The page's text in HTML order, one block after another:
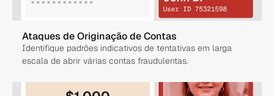
Ataques de Originação de Contas
Identifique padrões indicativos de tentativas em larga
escala de abrir várias contas fraudulentas.